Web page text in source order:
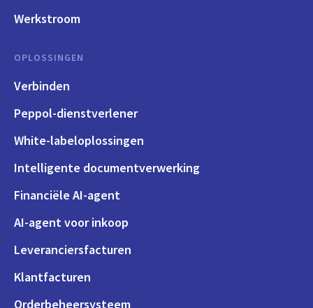
Werkstroom
OPLOSSINGEN
Verbinden
Peppol-dienstverlener
White-labeloplossingen
Intelligente documentverwerking
Financiële AI-agent
AI-agent voor inkoop
Leveranciersfacturen
Klantfacturen
Orderbeheersysteem